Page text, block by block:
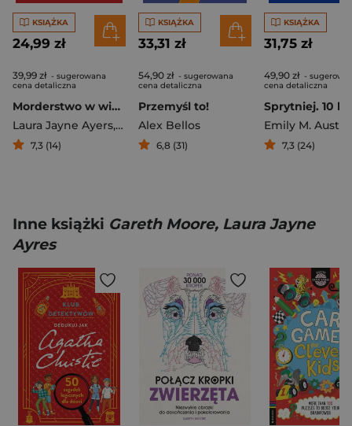
KSIĄŻKA
24,99 zł
39,99 zł - sugerowana
cena detaliczna
Morderstwo w wiosce. Księga łamigłówek. Klub Zagadek Kryminalnych
Laura Jayne Ayers, Gareth Moore
7,3 (14)
KSIĄŻKA
33,31 zł
54,90 zł - sugerowana
cena detaliczna
Przemyśl to!
Alex Bellos
6,8 (31)
KSIĄŻKA
31,75 zł
49,90 zł -
cena detaliczna
Emily M.
7,3 (24)
Inne książki Gareth Moore, Laura Jayne
Ayres